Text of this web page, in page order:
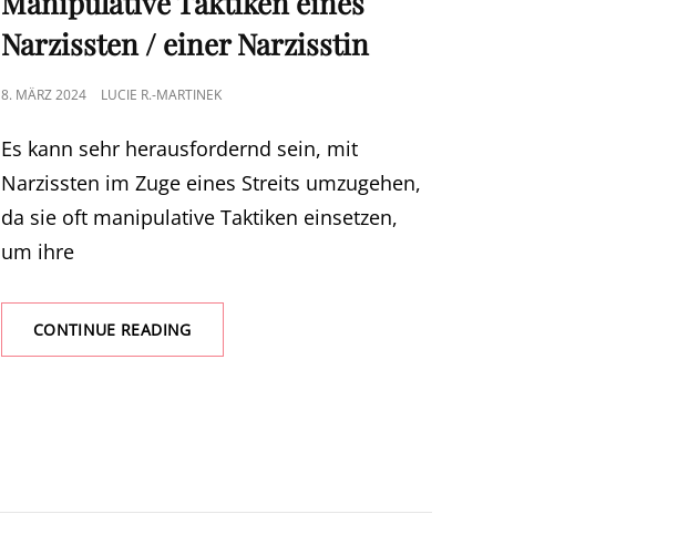
Narzissten / einer Narzisstin
POSTED
8. MÄRZ 2024 LUCIE R.-MARTINEK
Es kann sehr herausfordernd sein, mit
Narzissten im Zuge eines Streits umzugehen,
da sie oft manipulative Taktiken einsetzen,
um ihre
CONTINUE READINGMANIPULATIVE
TAKTIKEN